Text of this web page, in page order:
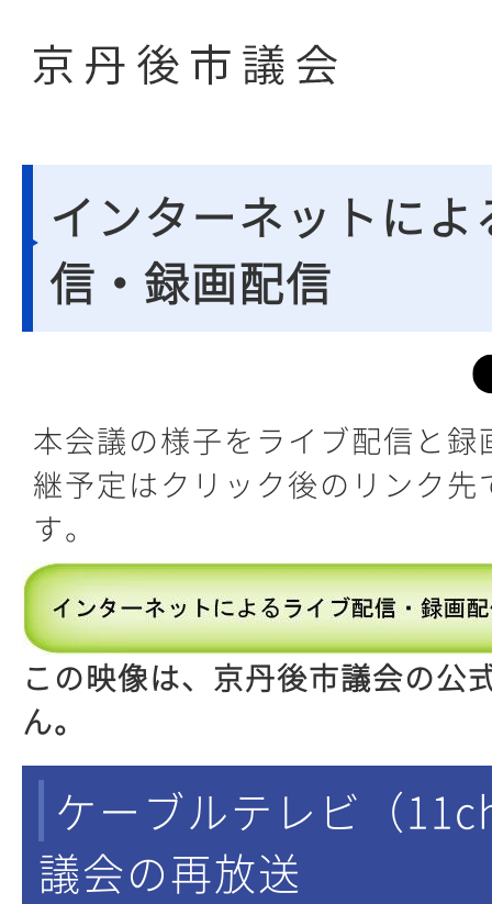
インターネットに
信・録画配信
本会議の様子をライブ配信と
継予定はクリック後のリンク
す。
この映像は、京丹後市議会の公
ん。
ケーブルテレビ（
議会の再放送